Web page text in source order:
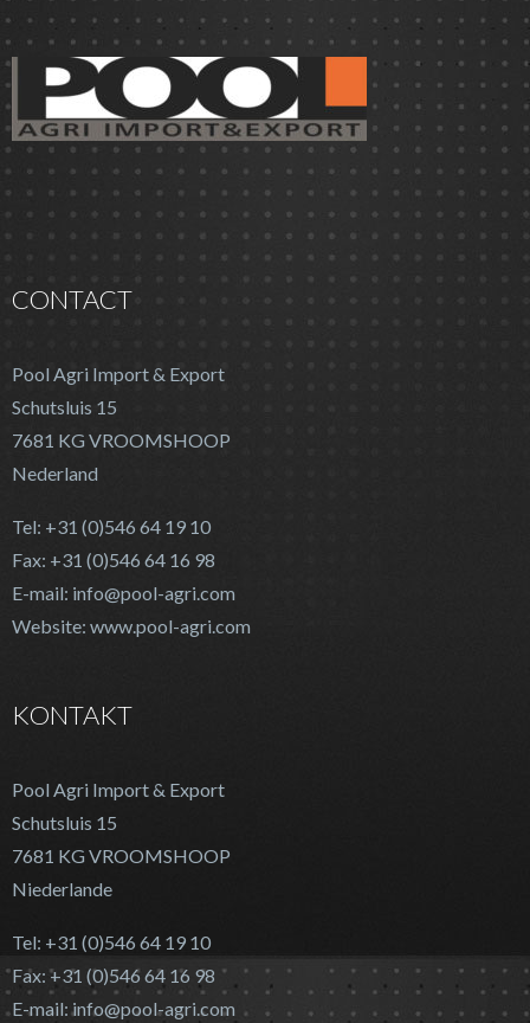
CONTACT
Pool Agri Import & Export
Schutsluis 15
7681 KG VROOMSHOOP
Nederland
Tel: +31 (0)546 64 19 10
Fax: +31 (0)546 64 16 98
E-mail: info@pool-agri.com
Website: www.pool-agri.com
KONTAKT
Pool Agri Import & Export
Schutsluis 15
7681 KG VROOMSHOOP
Niederlande
Tel: +31 (0)546 64 19 10
Fax: +31 (0)546 64 16 98
E-mail: info@pool-agri.com